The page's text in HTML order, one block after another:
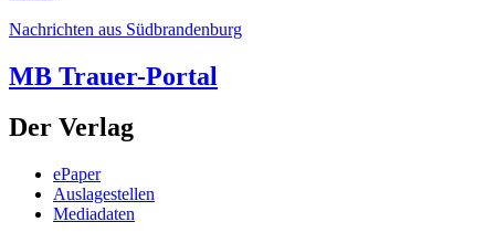
Nachrichten aus Südbrandenburg
MB Trauer-Portal
Der Verlag
ePaper
Auslagestellen
Mediadaten